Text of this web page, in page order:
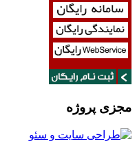
مجزی پروژه